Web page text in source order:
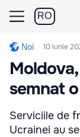
RO
Noi 10 iunie
semnat
Serviciile de
Ucrainei au